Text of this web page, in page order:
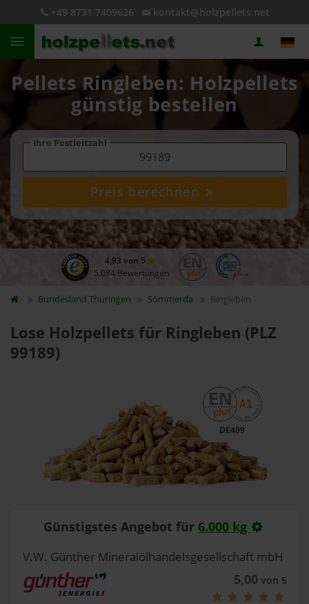
+49 8731 7409626 kontakt@holzpellets.net
Pellets Ringleben: Holzpellets
günstig bestellen
Ihre Postleitzahl
Preis berechnen
4,93 von 5
5.084 Bewertungen
Bundesland Thüringen Sömmerda Ringleben
Lose Holzpellets für Ringleben (PLZ
99189)
DE409
Günstigstes Angebot für 6.000 kg
V.W. Günther Mineralölhandelsgesellschaft mbH
5,00 von 5